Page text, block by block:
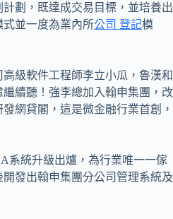
劃，既達成交易目標，並培養出
並一度為業內所公司 登記模
級軟件工程師李立小瓜，魯漢和
續聽！強李總加入翰申集團，改
網貸閣，這是微金融行業首創，
系統升級出爐，為行業唯一一傢
發出翰申集團分公司管理系統及